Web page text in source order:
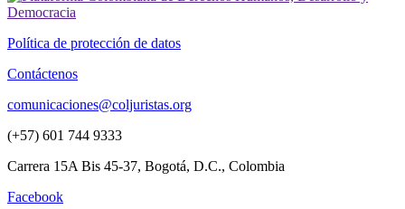
Política de protección de datos
Contáctenos
comunicaciones@coljuristas.org
(+57) 601 744 9333
Carrera 15A Bis 45-37, Bogotá, D.C., Colombia
Facebook